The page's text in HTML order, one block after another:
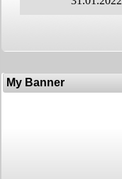
My Banner